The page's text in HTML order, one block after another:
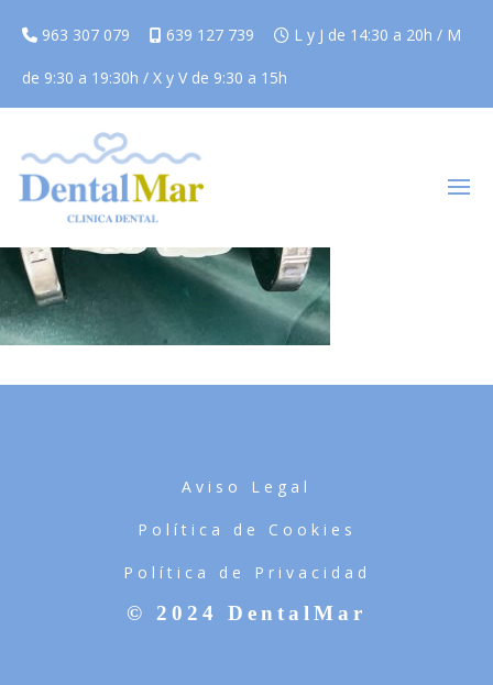
963 307 079 639 127 739 L y J de 14:30 a 20h / M
de 9:30 a 19:30h / X y V de 9:30 a 15h
Aviso Legal
Política de Cookies
Política de Privacidad
© 2024 DentalMar